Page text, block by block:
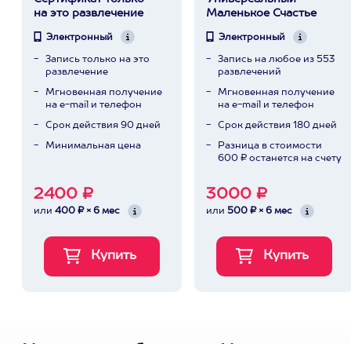
на это развлечение
Электронный
Запись только на это
развлечение
Мгновенная получение
на e-mail и телефон
Срок действия 90 дней
Минимальная цена
2400 ₽
или 400 ₽ × 6 мес
Маленькое Счастье
Электронный
Запись на любое из 553
развлечений
Мгновенная получение
на e-mail и телефон
Срок действия 180 дней
Разница в стоимости
600 ₽ останется на счету
3000 ₽
или 500 ₽ × 6 мес